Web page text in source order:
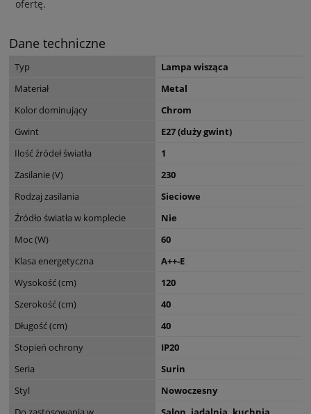
ofertę.
Dane techniczne
Typ
Lampa wisząca
Materiał
Metal
Kolor dominujący
Chrom
Gwint
E27 (duży gwint)
Ilość źródeł światła
1
Zasilanie (V)
230
Rodzaj zasilania
Sieciowe
Źródło światła w komplecie
Nie
Moc (W)
60
Klasa energetyczna
A++-E
Wysokość (cm)
120
Szerokość (cm)
40
Długość (cm)
40
Stopień ochrony
IP20
Seria
Surin
Styl
Nowoczesny